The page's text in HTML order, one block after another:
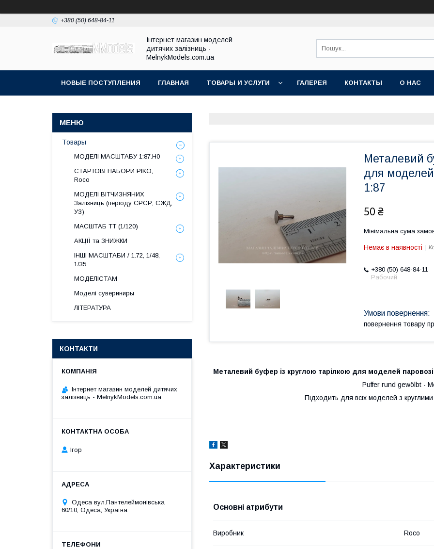
+380 (50) 648-84-11
Інтернет магазин моделей
дитячих залізниць -
MelnykModels.com.ua
НОВЫЕ ПОСТУПЛЕНИЯ ГЛАВНАЯ ТОВАРЫ И УСЛУГИ ГАЛЕРЕЯ КОНТАКТЫ О НАС
Металевий
для
1:87
50 ₴
Мінімальна сума
Немає в наявності
+380 (50) 648-84-11
Рабочий
повернення товару
Металевий буфер із круглою тарілкою для моделей
Puffer rund gewölbt -
Підходить для всіх моделей з
Характеристики
Основні атрибути
Виробник Roco
Товары
МОДЕЛІ МАСШТАБУ 1:87.H0
СТАРТОВІ НАБОРИ PIKO,
Roco
МОДЕЛІ ВІТЧИЗНЯНИХ
Залізниць (періоду СРСР, СЖД,
УЗ)
МАСШТАБ ТТ (1/120)
АКЦІЇ та ЗНИЖКИ
ІНШІ МАСШТАБИ / 1.72, 1/48,
1/35...
МОДЕЛІСТАМ
Моделі сувериниры
ЛІТЕРАТУРА
КОНТАКТИ
Інтернет магазин моделей дитячих
залізниць - MelnykModels.com.ua
Ігор
Одеса вул.Пантелеймонівська
60/10, Одеса, Україна